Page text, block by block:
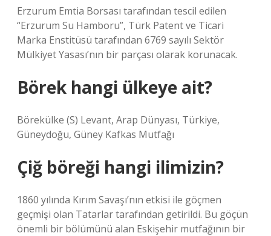
Erzurum Emtia Borsası tarafından tescil edilen
“Erzurum Su Hamboru”, Türk Patent ve Ticari
Marka Enstitüsü tarafından 6769 sayılı Sektör
Mülkiyet Yasası’nın bir parçası olarak korunacak.
Börek hangi ülkeye ait?
Börekülke (S) Levant, Arap Dünyası, Türkiye,
Güneydoğu, Güney Kafkas Mutfağı
Çiğ böreği hangi ilimizin?
1860 yılında Kırım Savaşı’nın etkisi ile göçmen
geçmişi olan Tatarlar tarafından getirildi. Bu göçün
önemli bir bölümünü alan Eskişehir mutfağının bir